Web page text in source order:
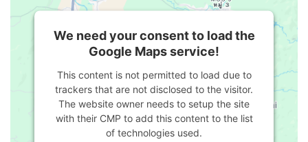
We need your consent to load the
Google Maps service!
This content is not permitted to load due to
trackers that are not disclosed to the visitor.
The website owner needs to setup the site
with their CMP to add this content to the list
of technologies used.